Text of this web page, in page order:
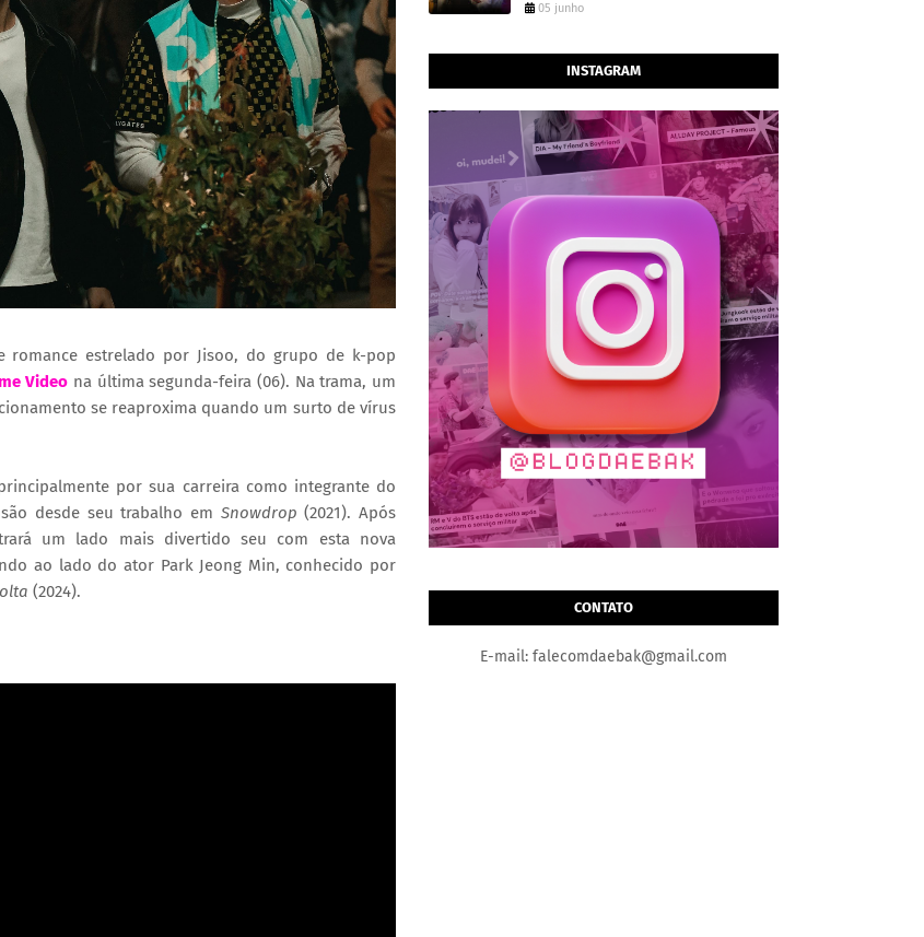
romance estrelado por Jisoo, do grupo de k-pop
Video na última segunda-feira (06). Na trama, um
se reaproxima quando um surto de vírus
por sua carreira como integrante do
desde seu trabalho em Snowdrop(2021). Após
um lado mais divertido seu com esta nova
ao lado do ator Park Jeong Min, conhecido por
(2024).
05 junho
INSTAGRAM
CONTATO
E-mail: falecomdaebak@gmail.com